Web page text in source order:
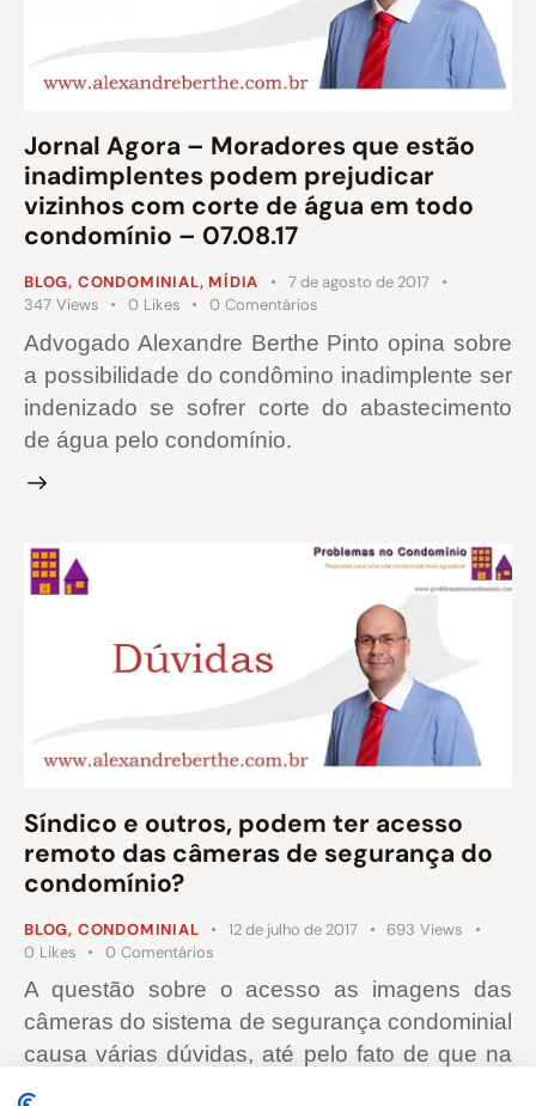
Jornal Agora – Moradores que estão
inadimplentes podem prejudicar
vizinhos com corte de água em todo
condomínio – 07.08.17
BLOG, CONDOMINIAL, MÍDIA
7 de agosto de 2017
347 Views 0 Likes 0 Comentários
Advogado Alexandre Berthe Pinto opina sobre
a possibilidade do condômino inadimplente ser
indenizado se sofrer corte do abastecimento
de água pelo condomínio.
Síndico e outros, podem ter acesso
remoto das câmeras de segurança do
condomínio?
BLOG, CONDOMINIAL 12 de julho de 2017 693 Views
0 Likes 0 Comentários
A questão sobre o acesso as imagens das
câmeras do sistema de segurança condominial
causa várias dúvidas, até pelo fato de que na
sua implantação são discutidas apenas